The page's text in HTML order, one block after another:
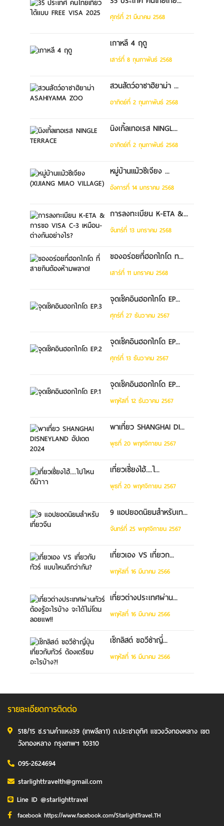
ศุกร์ที่ 21 มีนาคม 2568
เกาหลี 4 ฤดู
เสาร์ที่ 8 กุมภาพันธ์ 2568
สวนสัตว์อาซาฮิยาม่า ...
อาทิตย์ที่ 2 กุมภาพันธ์ 2568
นิงเกิ้ลเทอเรส NINGL...
อาทิตย์ที่ 2 กุมภาพันธ์ 2568
หมู่บ้านแม้วซีเจียง ...
อังคารที่ 14 มกราคม 2568
การลงทะเบียน K-ETA &...
จันทร์ที่ 13 มกราคม 2568
ของอร่อยที่ฮอกไกโด ท...
เสาร์ที่ 11 มกราคม 2568
จุดเช็คอินฮอกไกโด EP...
ศุกร์ที่ 27 ธันวาคม 2567
จุดเช็คอินฮอกไกโด EP...
ศุกร์ที่ 13 ธันวาคม 2567
จุดเช็คอินฮอกไกโด EP...
พฤหัสที่ 12 ธันวาคม 2567
พาเที่ยว SHANGHAI DI...
พุธที่ 20 พฤศจิกายน 2567
เที่ยวเซี่ยงไฮ้....ไ...
พุธที่ 20 พฤศจิกายน 2567
9 แอปยอดนิยมสำหรับเท...
จันทร์ที่ 25 พฤศจิกายน 2567
เที่ยวเอง VS เที่ยวก...
พฤหัสที่ 16 มีนาคม 2566
เที่ยวต่างประเทศผ่าน...
พฤหัสที่ 16 มีนาคม 2566
เช็กลิสต์ ขอวีซ่าญี่...
พฤหัสที่ 16 มีนาคม 2566
รายละเอียดการติดต่อ
518/15 ซ.รามคำแหง39 (เทพลีลา1) ถ.ประชาอุทิศ แขวงวังทองหลาง เขต
วังทองหลาง กรุงเทพฯ 10310
095-2624694
starlighttravelth@gmail.com
Line ID @starlighttravel
facebook https://www.facebook.com/StarlightTravel.TH